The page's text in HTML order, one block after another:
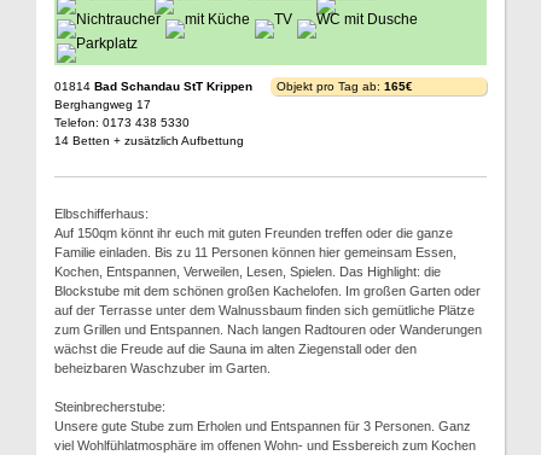
01814 Bad Schandau StT Krippen
Berghangweg 17
Telefon: 0173 438 5330
14 Betten + zusätzlich Aufbettung
Objekt pro Tag ab: 165€
Elbschifferhaus:
Auf 150qm könnt ihr euch mit guten Freunden treffen oder die ganze
Familie einladen. Bis zu 11 Personen können hier gemeinsam Essen,
Kochen, Entspannen, Verweilen, Lesen, Spielen. Das Highlight: die
Blockstube mit dem schönen großen Kachelofen. Im großen Garten oder
auf der Terrasse unter dem Walnussbaum finden sich gemütliche Plätze
zum Grillen und Entspannen. Nach langen Radtouren oder Wanderungen
wächst die Freude auf die Sauna im alten Ziegenstall oder den
beheizbaren Waschzuber im Garten.
Steinbrecherstube:
Unsere gute Stube zum Erholen und Entspannen für 3 Personen. Ganz
viel Wohlfühlatmosphäre im offenen Wohn- und Essbereich zum Kochen